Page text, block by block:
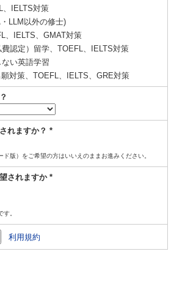
、IELTS対策
LLM以外の修士)
、IELTS、GMAT対策
認定）留学、TOEFL、IELTS対策
い英語学習
対策、TOEFL、IELTS、GRE対策
れますか？ *
版）をご希望の方はいいえのままお進みください。
されますか *
。
利用規約